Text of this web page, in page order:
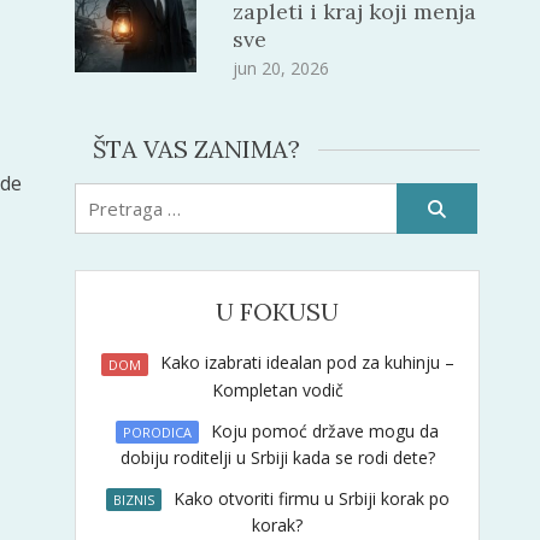
zapleti i kraj koji menja
sve
jun 20, 2026
ŠTA VAS ZANIMA?
U FOKUSU
DOM
Kako izabrati idealan pod za kuhinju –
Kompletan vodič
PORODICA
Koju pomoć države mogu da
dobiju roditelji u Srbiji kada se rodi dete?
BIZNIS
Kako otvoriti firmu u Srbiji korak po
korak?